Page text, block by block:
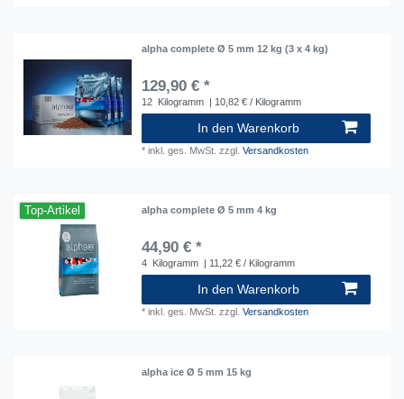
alpha complete Ø 5 mm 12 kg (3 x 4 kg)
129,90 € *
12 Kilogramm | 10,82 € / Kilogramm
In den Warenkorb
*inkl. ges. MwSt. zzgl.Versandkosten
Top-Artikel alpha complete Ø 5 mm 4 kg
44,90 € *
4 Kilogramm | 11,22 € / Kilogramm
In den Warenkorb
*inkl. ges. MwSt. zzgl.Versandkosten
alpha ice Ø 5 mm 15 kg